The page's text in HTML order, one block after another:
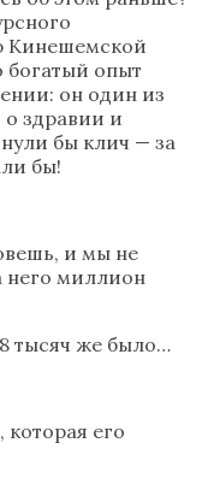
Кинешемской
богатый опыт
он один из
о здравии и
бы клич — за
бы!
и мы не
него миллион
тысяч же было…
его